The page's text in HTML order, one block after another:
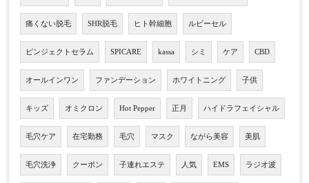
痛くない脱毛 SHR脱毛 ヒト幹細胞 ルビーセル
ピンジェクトセラム SPICARE kassa シミ ケア CBD
オールインワン ファンデーション ホワイトニング 子供
キッズ オミクロン Hot Pepper 正月 ハイドラフェイシャル
毛穴ケア 在宅勤務 毛穴 マスク ながら美容 美肌
毛穴洗浄 クーポン 子連れエステ 人気 EMS ラジオ波